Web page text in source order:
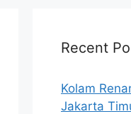
Recent
Kolam
Jakarta